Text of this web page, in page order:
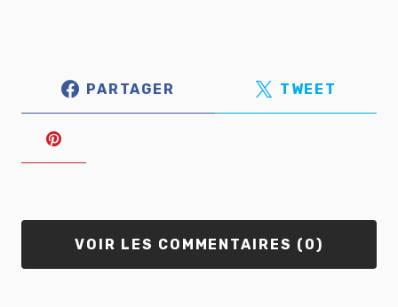
PARTAGER TWEET
VOIR LES COMMENTAIRES (0)